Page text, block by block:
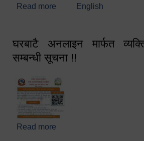
Read more about स्वागतम!!!
English
घरबाटै अनलाइन मार्फत
सम्बन्धी सूचना !!
Read more